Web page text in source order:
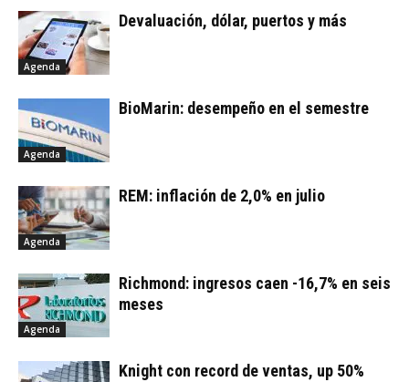
Agenda
Devaluación, dólar, puertos y más
Agenda
BioMarin: desempeño en el semestre
Agenda
REM: inflación de 2,0% en julio
Agenda
Richmond: ingresos caen -16,7% en seis
meses
Knight con record de ventas, up 50%